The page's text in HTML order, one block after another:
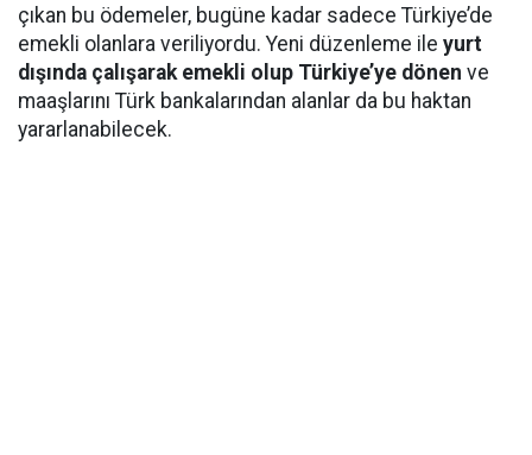
çıkan bu ödemeler, bugüne kadar sadece Türkiye’de
emekli olanlara veriliyordu. Yeni düzenleme ile yurt
dışında çalışarak emekli olup Türkiye’ye dönen ve
maaşlarını Türk bankalarından alanlar da bu haktan
yararlanabilecek.